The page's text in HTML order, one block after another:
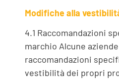
Modifiche alla
4.1 Raccomandazioni
marchio Alcune
raccomandazioni
vestibilità dei propri